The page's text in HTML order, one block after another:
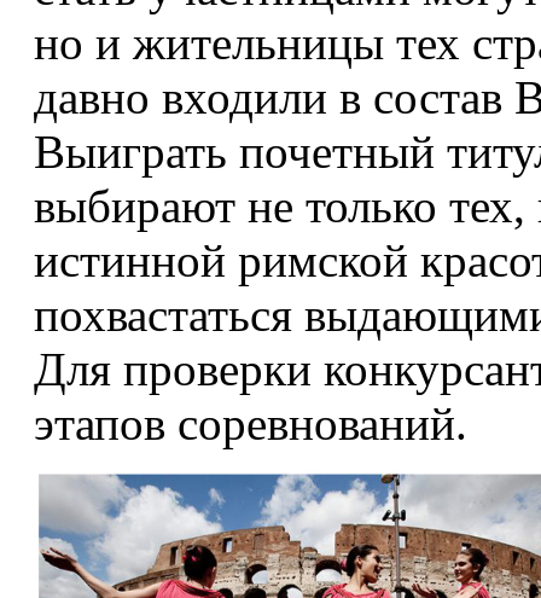
но и жительницы тех
давно входили в
Выиграть почетный
выбирают не только
истинной римской
похвастаться
Для проверки
этапов соревнований.